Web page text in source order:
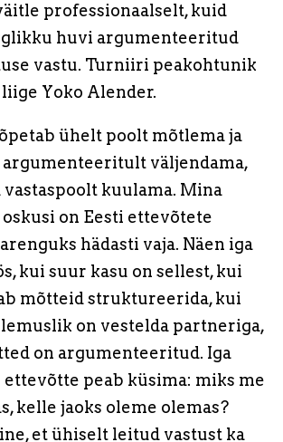
professionaalselt, kuid
huvi argumenteeritud
vastu. Turniiri peakohtunik
Yoko Alender.
ühelt poolt mõtlema ja
väljendama,
vastaspoolt kuulama. Mina
on Eesti ettevõtete
hädasti vaja. Näen iga
kui suur kasu on sellest, kui
mõtteid struktureerida, kui
on vestelda partneriga,
on argumenteeritud. Iga
ettevõtte peab küsima: miks me
kelle jaoks oleme olemas?
et ühiselt leitud vastust ka